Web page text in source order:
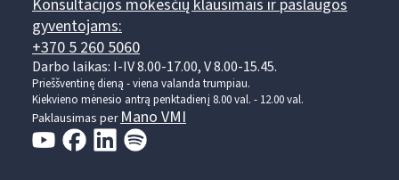
Konsultacijos mokesčių klausimais ir paslaugos
gyventojams:
+370 5 260 5060
Darbo laikas: I-IV 8.00-17.00, V 8.00-15.45.
Prieššventinę dieną - viena valanda trumpiau.
Kiekvieno mėnesio antrą penktadienį 8.00 val. - 12.00 val.
Paklausimas perMano VMI